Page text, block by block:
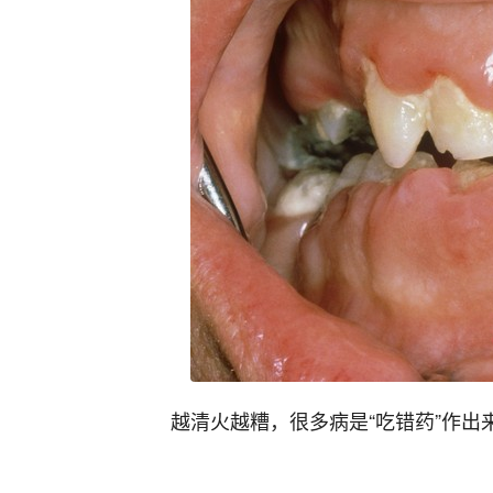
越清火越糟，很多病是“吃错药”作出